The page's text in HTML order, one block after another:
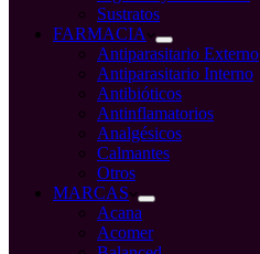
Sustratos
FARMACIA
Antiparasitario Externo
Antiparasitario Interno
Antibióticos
Antinflamatorios
Analgésicos
Calmantes
Otros
MARCAS
Acana
Acomer